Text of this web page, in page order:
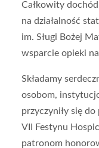
Całkowity
na działalność
im. Sługi Bożej
wsparcie opieki
Składamy
osobom,
przyczyniły się
VII Festynu
patronom